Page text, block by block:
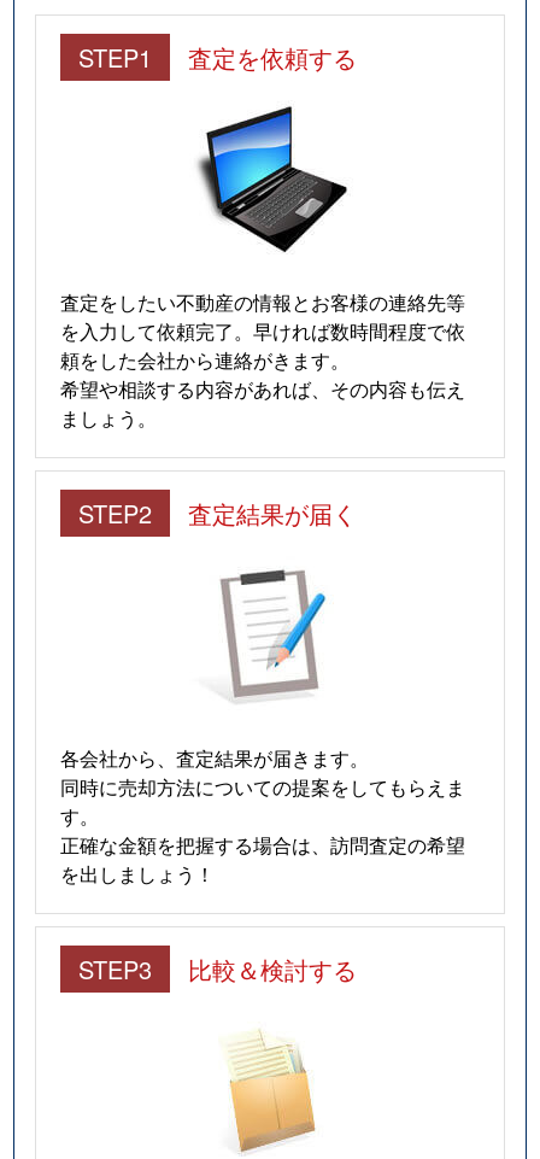
STEP1 査定を依頼する
査定をしたい不動産の情報とお客様の連絡先等
を入力して依頼完了。早ければ数時間程度で依
頼をした会社から連絡がきます。
希望や相談する内容があれば、その内容も伝え
ましょう。
STEP2 査定結果が届く
各会社から、査定結果が届きます。
同時に売却方法についての提案をしてもらえま
す。
正確な金額を把握する場合は、訪問査定の希望
を出しましょう！
STEP3 比較＆検討する